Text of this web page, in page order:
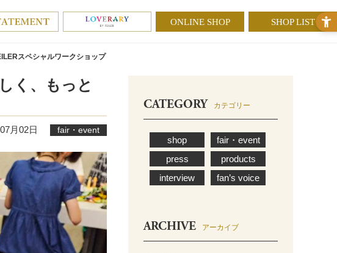
ONLINE SHOP SHOP LIST
スペシャルワークショップ
く、もっと
月02日 fair・event
CATEGORY カテゴリー
shop
fair・event
press
products
interview
fan’s voice
ARCHIVE アーカイブ